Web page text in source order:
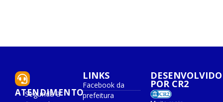
ATENDIMENTO
Segunda à
LINKS
Facebook da
prefeitura
DESENVOLVIDO
POR CR2